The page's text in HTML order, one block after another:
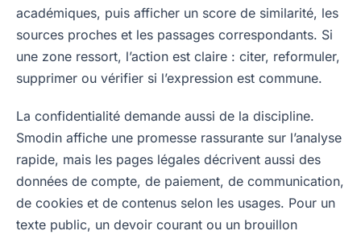
académiques, puis afficher un score de similarité, les
sources proches et les passages correspondants. Si
une zone ressort, l’action est claire : citer, reformuler,
supprimer ou vérifier si l’expression est commune.
La confidentialité demande aussi de la discipline.
Smodin affiche une promesse rassurante sur l’analyse
rapide, mais les pages légales décrivent aussi des
données de compte, de paiement, de communication,
de cookies et de contenus selon les usages. Pour un
texte public, un devoir courant ou un brouillon